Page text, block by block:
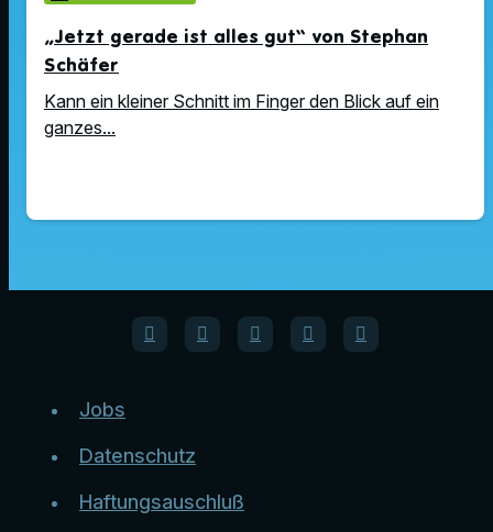
„Jetzt gerade ist alles gut“ von Stephan
Schäfer
Kann ein kleiner Schnitt im Finger den Blick auf ein
ganzes...
Jobs
Datenschutz
Haftungsauschluß